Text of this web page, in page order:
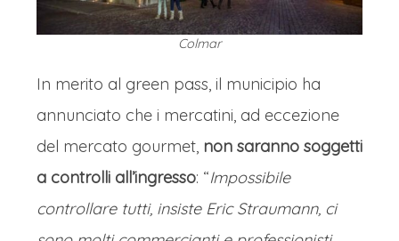
Colmar
In merito al green pass, il municipio ha
annunciato che i mercatini, ad eccezione
del mercato gourmet, non saranno soggetti
a controlli all’ingresso: “Impossibile
controllare tutti, insiste Eric Straumann, ci